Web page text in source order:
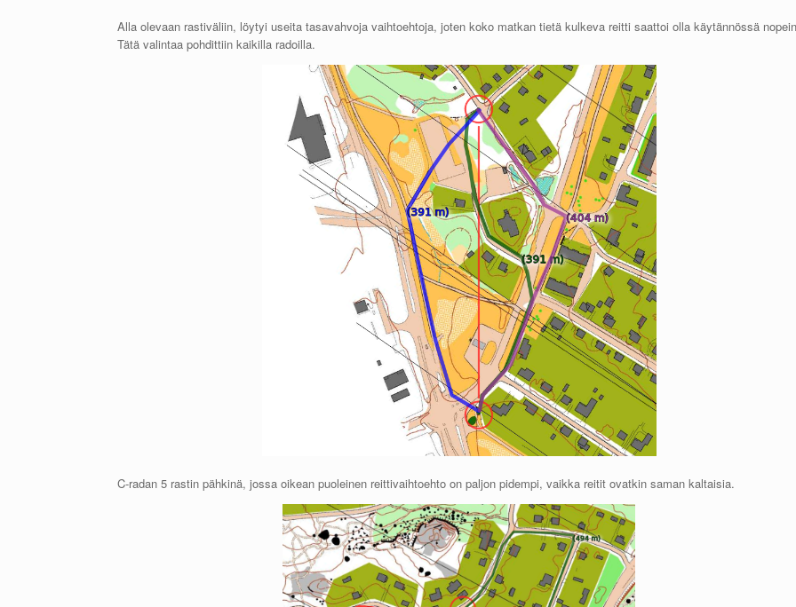
Alla olevaan rastiväliin, löytyi useita tasavahvoja vaihtoehtoja, joten koko matkan tietä kulkeva reitti saattoi olla käytännössä
Tätä valintaa pohdittiin kaikilla radoilla.
C-radan 5 rastin pähkinä, jossa oikean puoleinen reittivaihtoehto on paljon pidempi, vaikka reitit ovatkin saman kaltaisia.